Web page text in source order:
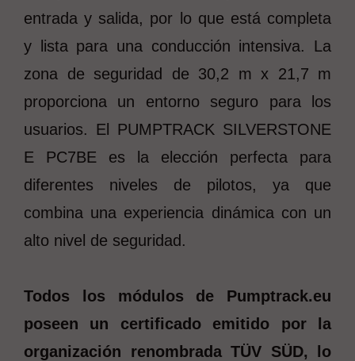
entrada y salida, por lo que está completa
y lista para una conducción intensiva. La
zona de seguridad de 30,2 m x 21,7 m
proporciona un entorno seguro para los
usuarios. El PUMPTRACK SILVERSTONE
E PC7BE es la elección perfecta para
diferentes niveles de pilotos, ya que
combina una experiencia dinámica con un
alto nivel de seguridad.
Todos los módulos de Pumptrack.eu
poseen un certificado emitido por la
organización renombrada TÜV SÜD, lo